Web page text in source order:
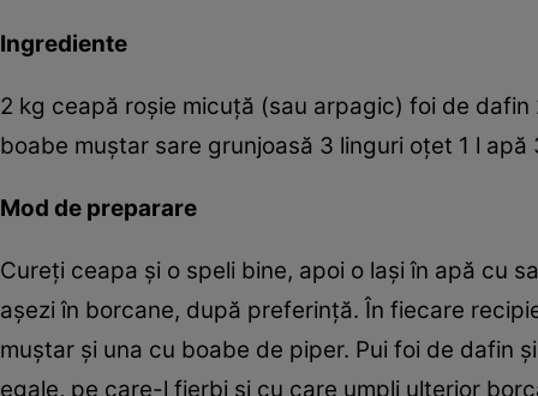
Ingrediente
2 kg ceapă roşie micuţă (sau arpagic) foi de
boabe muştar sare grunjoasă 3 linguri oţet 1 l apă
Mod de preparare
Cureţi ceapa şi o speli bine, apoi o laşi în apă cu
aşezi în borcane, după preferinţă. În fiecare
muştar şi una cu boabe de piper. Pui foi de dafin
egale, pe care-l fierbi şi cu care umpli ulterior